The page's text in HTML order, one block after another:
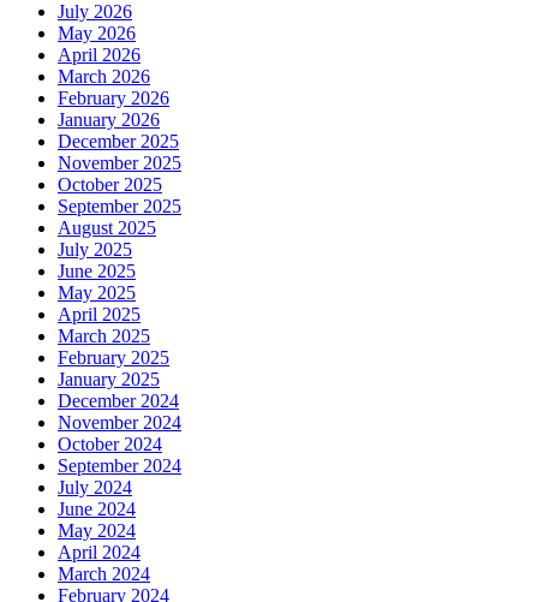
July 2026
May 2026
April 2026
March 2026
February 2026
January 2026
December 2025
November 2025
October 2025
September 2025
August 2025
July 2025
June 2025
May 2025
April 2025
March 2025
February 2025
January 2025
December 2024
November 2024
October 2024
September 2024
July 2024
June 2024
May 2024
April 2024
March 2024
February 2024